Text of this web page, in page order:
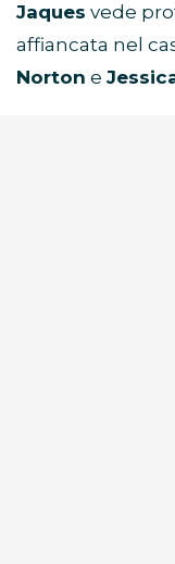
Jaques vede
affiancata nel
Norton e